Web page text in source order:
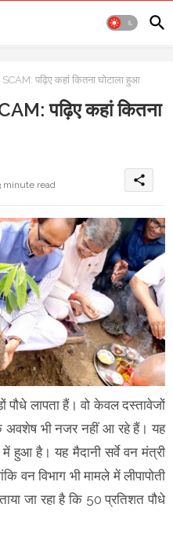
पढ़िए कहां कितना घोटाला हुआ
पढ़िए कहां कितना
minute read share
पौधे लापता हैं। वो केवल दस्तावेजों
भी नजर नहीं आ रहे हैं। यह
में हुआ है। यह मैदानी सर्वे वन मंत्री
वन विभाग भी मामले में लीपापोती
जा रहा है कि 50 प्रतिशत पौधे